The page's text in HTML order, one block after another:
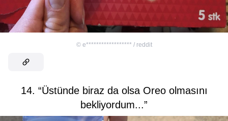
© e****************** / reddit
14. “Üstünde biraz da olsa Oreo olmasını
bekliyordum...”